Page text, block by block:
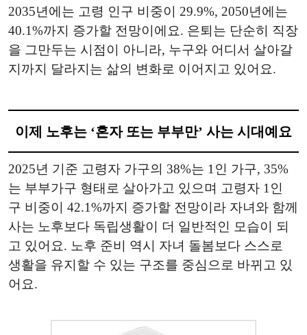
2035년에는 고령 인구 비중이 29.9%, 2050년에는
40.1%까지 증가할 전망이에요. 은퇴는 단순히 직장
을 그만두는 시점이 아니라, 누구와 어디서 살아갈
지까지 달라지는 삶의 변화로 이어지고 있어요.
이제 노후는 ‘혼자 또는 부부만’ 사는 시대예요
2025년 기준 고령자 가구의 38%는 1인 가구, 35%
는 부부가구 형태로 살아가고 있으며 고령자 1인
구 비중이 42.1%까지 증가할 전망이라 자녀와 함께
사는 노후보다 독립생활이 더 일반적인 모습이 되
고 있어요. 노후 준비 역시 자녀 돌봄보다 스스로
생활을 유지할 수 있는 구조를 중심으로 바뀌고 있
어요.